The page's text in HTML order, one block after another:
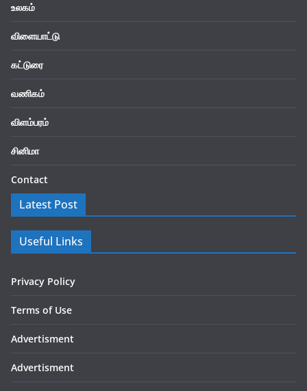
உலகம்
விளையாட்டு
கட்டுரை
வணிகம்
விளம்பரம்
சினிமா
Contact
Latest Post
Useful Links
Privacy Policy
Terms of Use
Advertisment
Advertisment